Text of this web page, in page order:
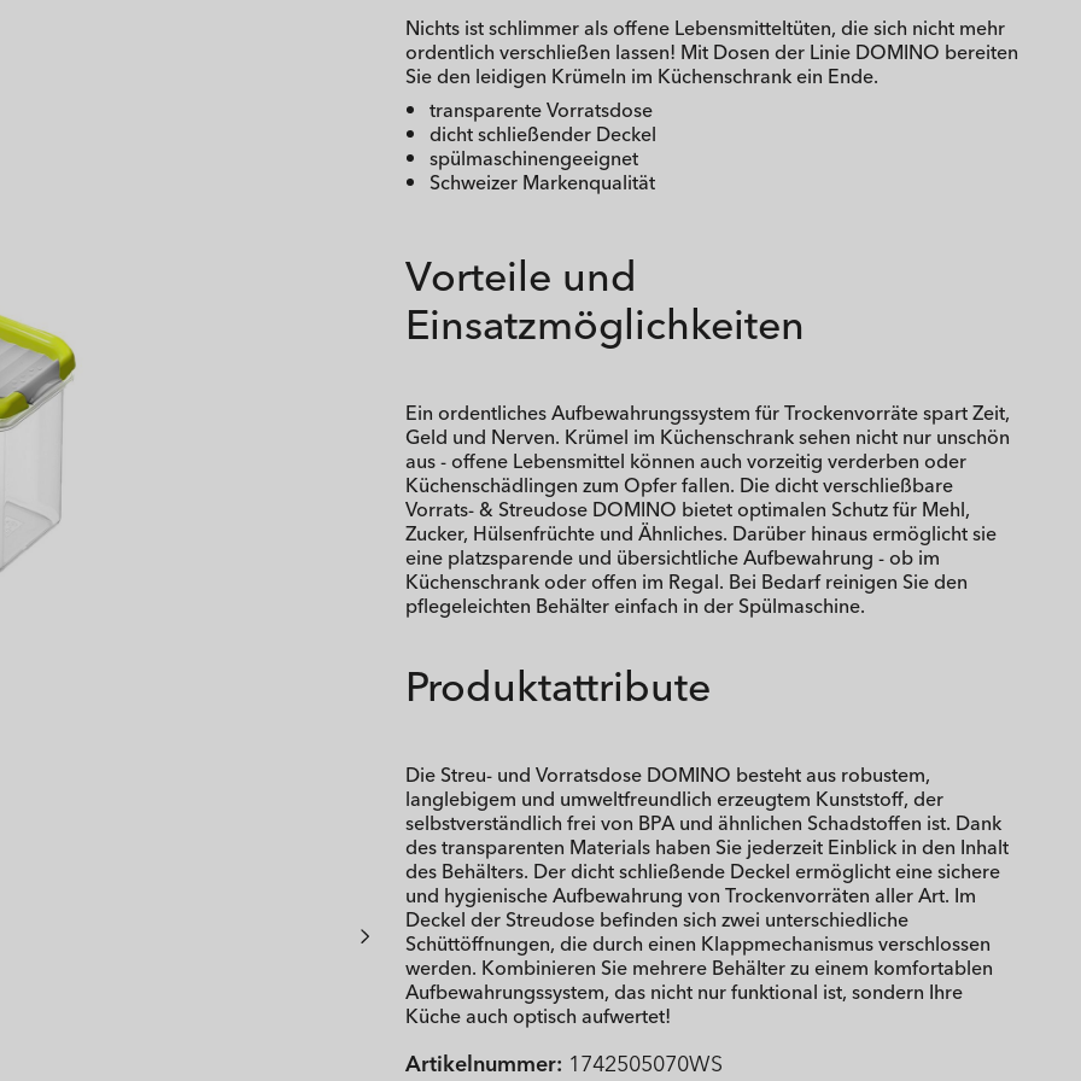
Nichts ist schlimmer als offene Lebensmitteltüten, die sich nicht mehr
ordentlich verschließen lassen! Mit Dosen der Linie DOMINO bereiten
Sie den leidigen Krümeln im Küchenschrank ein Ende.
transparente Vorratsdose
dicht schließender Deckel
spülmaschinengeeignet
Schweizer Markenqualität
Vorteile und
Einsatzmöglichkeiten
Ein ordentliches Aufbewahrungssystem für Trockenvorräte spart Zeit,
Geld und Nerven. Krümel im Küchenschrank sehen nicht nur unschön
aus - offene Lebensmittel können auch vorzeitig verderben oder
Küchenschädlingen zum Opfer fallen. Die dicht verschließbare
Vorrats- & Streudose DOMINO bietet optimalen Schutz für Mehl,
Zucker, Hülsenfrüchte und Ähnliches. Darüber hinaus ermöglicht sie
eine platzsparende und übersichtliche Aufbewahrung - ob im
Küchenschrank oder offen im Regal. Bei Bedarf reinigen Sie den
pflegeleichten Behälter einfach in der Spülmaschine.
Produktattribute
Die Streu- und Vorratsdose DOMINO besteht aus robustem,
langlebigem und umweltfreundlich erzeugtem Kunststoff, der
selbstverständlich frei von BPA und ähnlichen Schadstoffen ist. Dank
des transparenten Materials haben Sie jederzeit Einblick in den Inhalt
des Behälters. Der dicht schließende Deckel ermöglicht eine sichere
und hygienische Aufbewahrung von Trockenvorräten aller Art. Im
Deckel der Streudose befinden sich zwei unterschiedliche
Schüttöffnungen, die durch einen Klappmechanismus verschlossen
werden. Kombinieren Sie mehrere Behälter zu einem komfortablen
Aufbewahrungssystem, das nicht nur funktional ist, sondern Ihre
Küche auch optisch aufwertet!
Artikelnummer: 1742505070WS